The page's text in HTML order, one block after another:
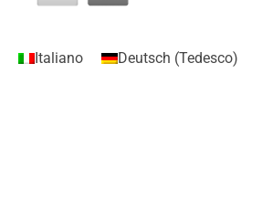
Italiano Deutsch (Tedesco)